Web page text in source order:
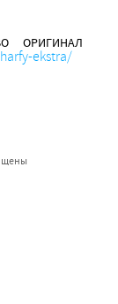
ekstra/
ОРИГИНАЛ